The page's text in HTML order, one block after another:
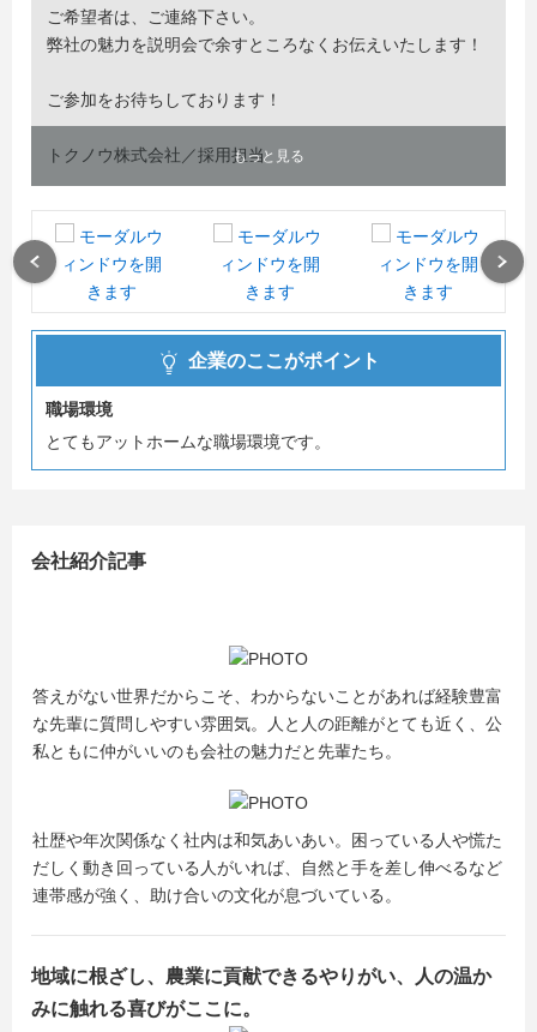
ご希望者は、ご連絡下さい。
弊社の魅力を説明会で余すところなくお伝えいたします！
ご参加をお待ちしております！
トクノウ株式会社／採用担当もっと見る
企業のここがポイント
職場環境
とてもアットホームな職場環境です。
会社紹介記事
答えがない世界だからこそ、わからないことがあれば経験豊富
な先輩に質問しやすい雰囲気。人と人の距離がとても近く、公
私ともに仲がいいのも会社の魅力だと先輩たち。
社歴や年次関係なく社内は和気あいあい。困っている人や慌た
だしく動き回っている人がいれば、自然と手を差し伸べるなど
連帯感が強く、助け合いの文化が息づいている。
地域に根ざし、農業に貢献できるやりがい、人の温か
みに触れる喜びがここに。